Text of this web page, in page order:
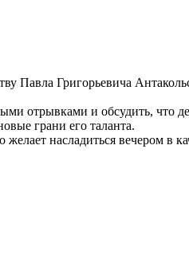
Григорьевича
отрывками и обсудить, что
грани его таланта.
насладиться вечером в